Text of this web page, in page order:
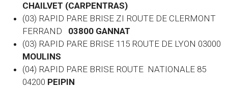
CHAILVET (CARPENTRAS)
(03) RAPID PARE BRISE ZI ROUTE DE CLERMONT
FERRAND 03800 GANNAT
(03) RAPID PARE BRISE 115 ROUTE DE LYON 03000
MOULINS
(04) RAPID PARE BRISE ROUTE NATIONALE 85
04200 PEIPIN